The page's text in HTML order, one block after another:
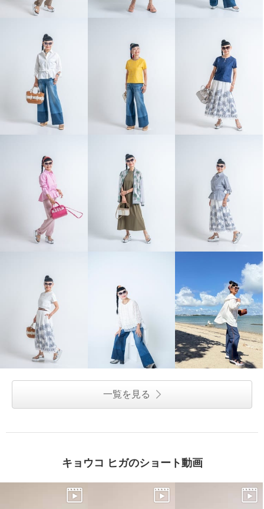
一覧を見る
キョウコ ヒガのショート動画